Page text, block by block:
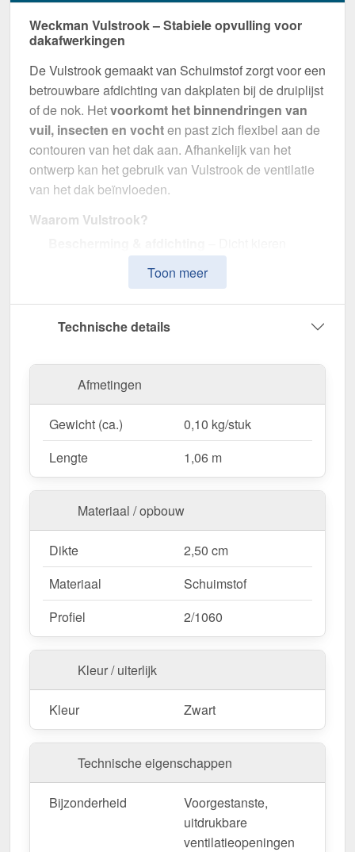
Weckman Vulstrook – Stabiele opvulling voor
dakafwerkingen
De Vulstrook gemaakt van Schuimstof zorgt voor een
betrouwbare afdichting van dakplaten bij de druiplijst
of de nok. Hetvoorkomt het binnendringen van
vuil, insecten en vochten past zich flexibel aan de
contouren van het dak aan. Afhankelijk van het
ontwerp kan het gebruik van Vulstrook de ventilatie
van het dak beïnvloeden.
Waarom Vulstrook?
Perfect geschikt voor 2/1060
plaat, ontwikkeld voor optimale afdichting.
Selecteerbaar– Met openingen variant zorgt
variant maximale bescherming biedt.
Eenvoudige verwerking
snelle en veilige montage.
In kleur gecoördineerd– In Zwart voor een
harmonieuze uitstraling op het dak.
Bestel nu Vulstrook – Voor een schone &
beschermde dakafwerking!
Toon meer
Technische details
Afmetingen
Gewicht (ca.)
0,10 kg/stuk
Lengte
1,06 m
Materiaal / opbouw
Dikte
2,50 cm
Materiaal
Schuimstof
Profiel
2/1060
Kleur / uiterlijk
Kleur Zwart
Technische eigenschappen
Bijzonderheid
Voorgestanste,
uitdrukbare
ventilatieopeningen